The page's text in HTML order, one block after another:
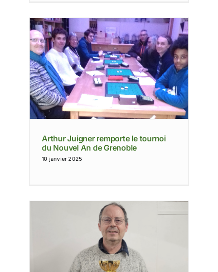
Arthur Juigner remporte le tournoi
du Nouvel An de Grenoble
10 janvier 2025